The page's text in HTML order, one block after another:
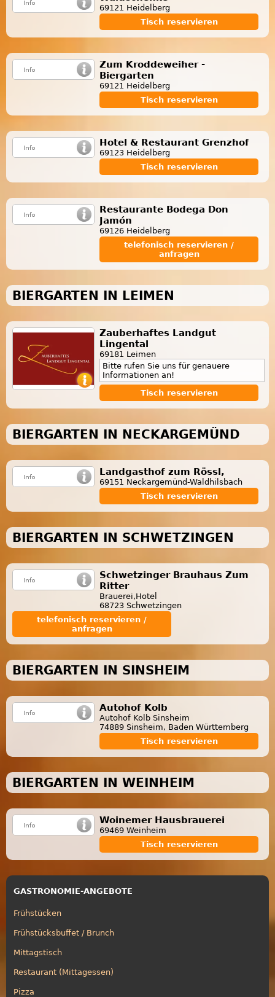
69121 Heidelberg
Tisch reservieren
Zum Kroddeweiher -
Biergarten
69121 Heidelberg
Tisch reservieren
Hotel & Restaurant Grenzhof
69123 Heidelberg
Tisch reservieren
Restaurante Bodega Don
Jamón
69126 Heidelberg
telefonisch reservieren /
anfragen
BIERGARTEN IN LEIMEN
Zauberhaftes Landgut
Lingental
69181 Leimen
Bitte rufen Sie uns für genauere
Informationen an!
Tisch reservieren
BIERGARTEN IN NECKARGEMÜND
Landgasthof zum Rössl,
69151 Neckargemünd-Waldhilsbach
Tisch reservieren
BIERGARTEN IN SCHWETZINGEN
Schwetzinger Brauhaus Zum
Ritter
Brauerei,Hotel
68723 Schwetzingen
telefonisch reservieren /
anfragen
BIERGARTEN IN SINSHEIM
Autohof Kolb
Autohof Kolb Sinsheim
74889 Sinsheim, Baden Württemberg
Tisch reservieren
BIERGARTEN IN WEINHEIM
Woinemer Hausbrauerei
69469 Weinheim
Tisch reservieren
GASTRONOMIE-ANGEBOTE
Frühstücken
Frühstücksbuffet / Brunch
Mittagstisch
Restaurant (Mittagessen)
Pizza